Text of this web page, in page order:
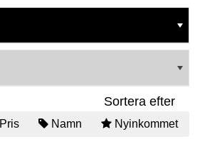
Sortera efter
Pris Namn Nyinkommet